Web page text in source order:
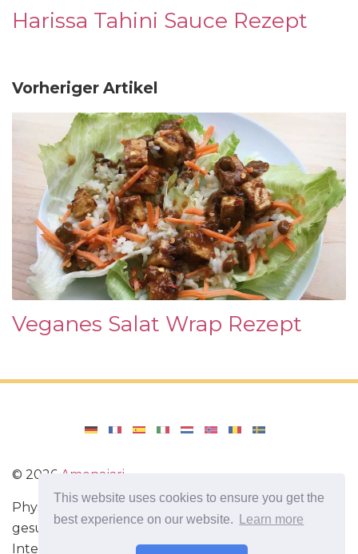
This website uses cookies to ensure you get the
best experience on our website.
Learn more
Harissa Tahini Sauce Rezept
Vorheriger Artikel
Veganes Salat Wrap Rezept
© 2026 Amenajari
Physische Übungen. Diäten und Rezepte für eine
gesunde Ernährung. Übungen für das Gehirn.
Interessante Fakten. Selbstentwicklung. Sei heute